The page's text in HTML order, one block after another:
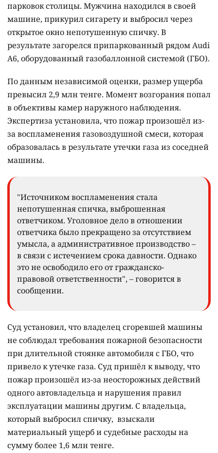
парковок столицы. Мужчина находился в своей
машине, прикурил сигарету и выбросил через
открытое окно непотушенную спичку. В
результате загорелся припаркованный рядом Audi
A6, оборудованный газобаллонной системой (ГБО).
По данным независимой оценки, размер ущерба
превысил 2,9 млн тенге. Момент возгорания попал
в объективы камер наружного наблюдения.
Экспертиза установила, что пожар произошёл из-
за воспламенения газовоздушной смеси, которая
образовалась в результате утечки газа из соседней
машины.
"Источником воспламенения стала
непотушенная спичка, выброшенная
ответчиком. Уголовное дело в отношении
ответчика было прекращено за отсутствием
умысла, а административное производство –
в связи с истечением срока давности. Однако
это не освободило его от гражданско-
правовой ответственности", – говорится в
сообщении.
Суд установил, что владелец сгоревшей машины
не соблюдал требования пожарной безопасности
при длительной стоянке автомобиля с ГБО, что
привело к утечке газа. Суд пришёл к выводу, что
пожар произошёл из-за неосторожных действий
одного автовладельца и нарушения правил
эксплуатации машины другим. С владельца,
который выбросил спичку, взыскали
материальный ущерб и судебные расходы на
сумму более 1,6 млн тенге.